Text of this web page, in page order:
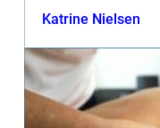
tænker på
Katrine Nielsen